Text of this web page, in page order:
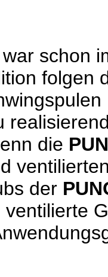
schon
folgen
die
der